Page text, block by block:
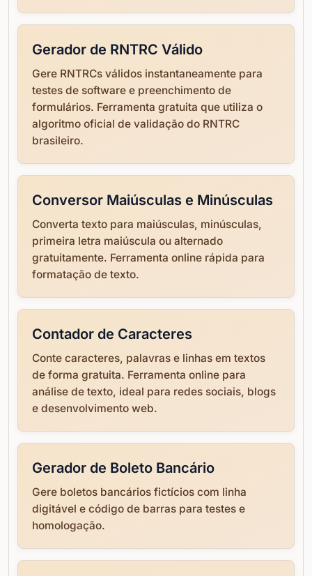
Gerador de RNTRC Válido
Gere RNTRCs válidos instantaneamente para
testes de software e preenchimento de
formulários. Ferramenta gratuita que utiliza o
algoritmo oficial de validação do RNTRC
brasileiro.
Conversor Maiúsculas e Minúsculas
Converta texto para maiúsculas, minúsculas,
primeira letra maiúscula ou alternado
gratuitamente. Ferramenta online rápida para
formatação de texto.
Contador de Caracteres
Conte caracteres, palavras e linhas em textos
de forma gratuita. Ferramenta online para
análise de texto, ideal para redes sociais, blogs
e desenvolvimento web.
Gerador de Boleto Bancário
Gere boletos bancários fictícios com linha
digitável e código de barras para testes e
homologação.